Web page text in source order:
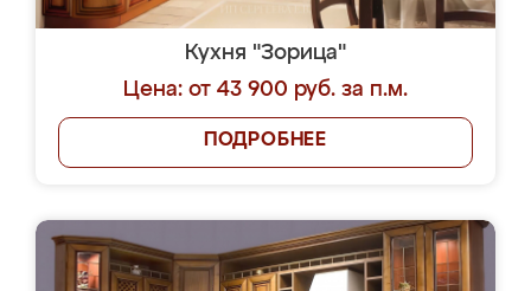
Кухня "Зорица"
Цена: от 43 900 руб. за п.м.
ПОДРОБНЕЕ